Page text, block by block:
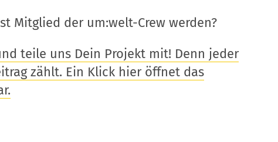
Mitglied der um:welt-Crew werden?
teile uns Dein Projekt mit! Denn jeder
zählt. Ein Klick hier öffnet das